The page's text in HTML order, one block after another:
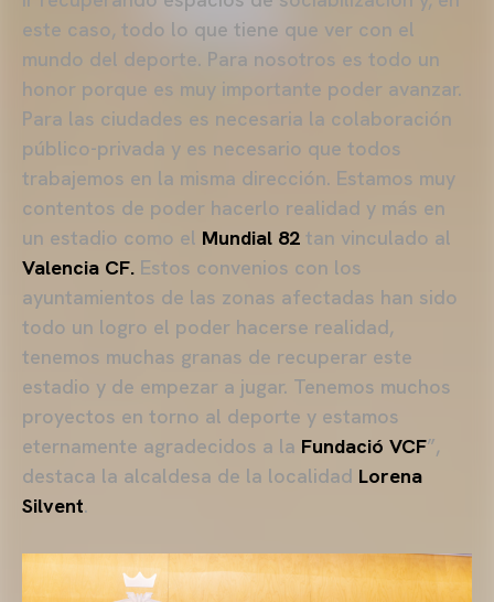
este caso, todo lo que tiene que ver con el
mundo del deporte. Para nosotros es todo un
honor porque es muy importante poder avanzar.
Para las ciudades es necesaria la colaboración
público-privada y es necesario que todos
trabajemos en la misma dirección. Estamos muy
contentos de poder hacerlo realidad y más en
un estadio como el Mundial 82 tan vinculado al
Valencia CF. Estos convenios con los
ayuntamientos de las zonas afectadas han sido
todo un logro el poder hacerse realidad,
tenemos muchas granas de recuperar este
estadio y de empezar a jugar. Tenemos muchos
proyectos en torno al deporte y estamos
eternamente agradecidos a la Fundació VCF”,
destaca la alcaldesa de la localidad Lorena
Silvent.